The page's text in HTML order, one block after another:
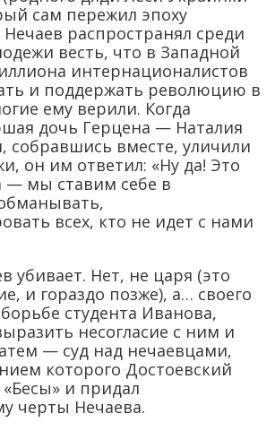
сам пережил эпоху
распространял среди
весть, что в Западной
интернационалистов
и поддержать революцию в
ему верили. Когда
дочь Герцена — Наталия
собравшись вместе, уличили
он им ответил: «Ну да! Это
— мы ставим себе в
всех, кто не идет с нами
убивает. Нет, не царя (это
и гораздо позже), а… своего
студента Иванова,
несогласие с ним и
— суд над нечаевцами,
которого Достоевский
и придал
черты Нечаева.